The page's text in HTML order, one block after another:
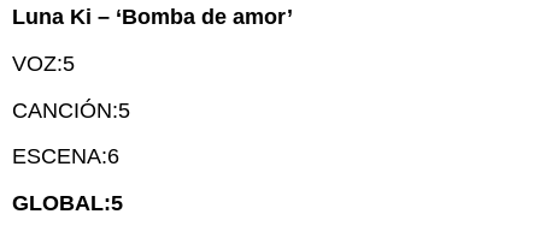
Luna Ki – ‘Bomba de amor’
VOZ:5
CANCIÓN:5
ESCENA:6
GLOBAL:5